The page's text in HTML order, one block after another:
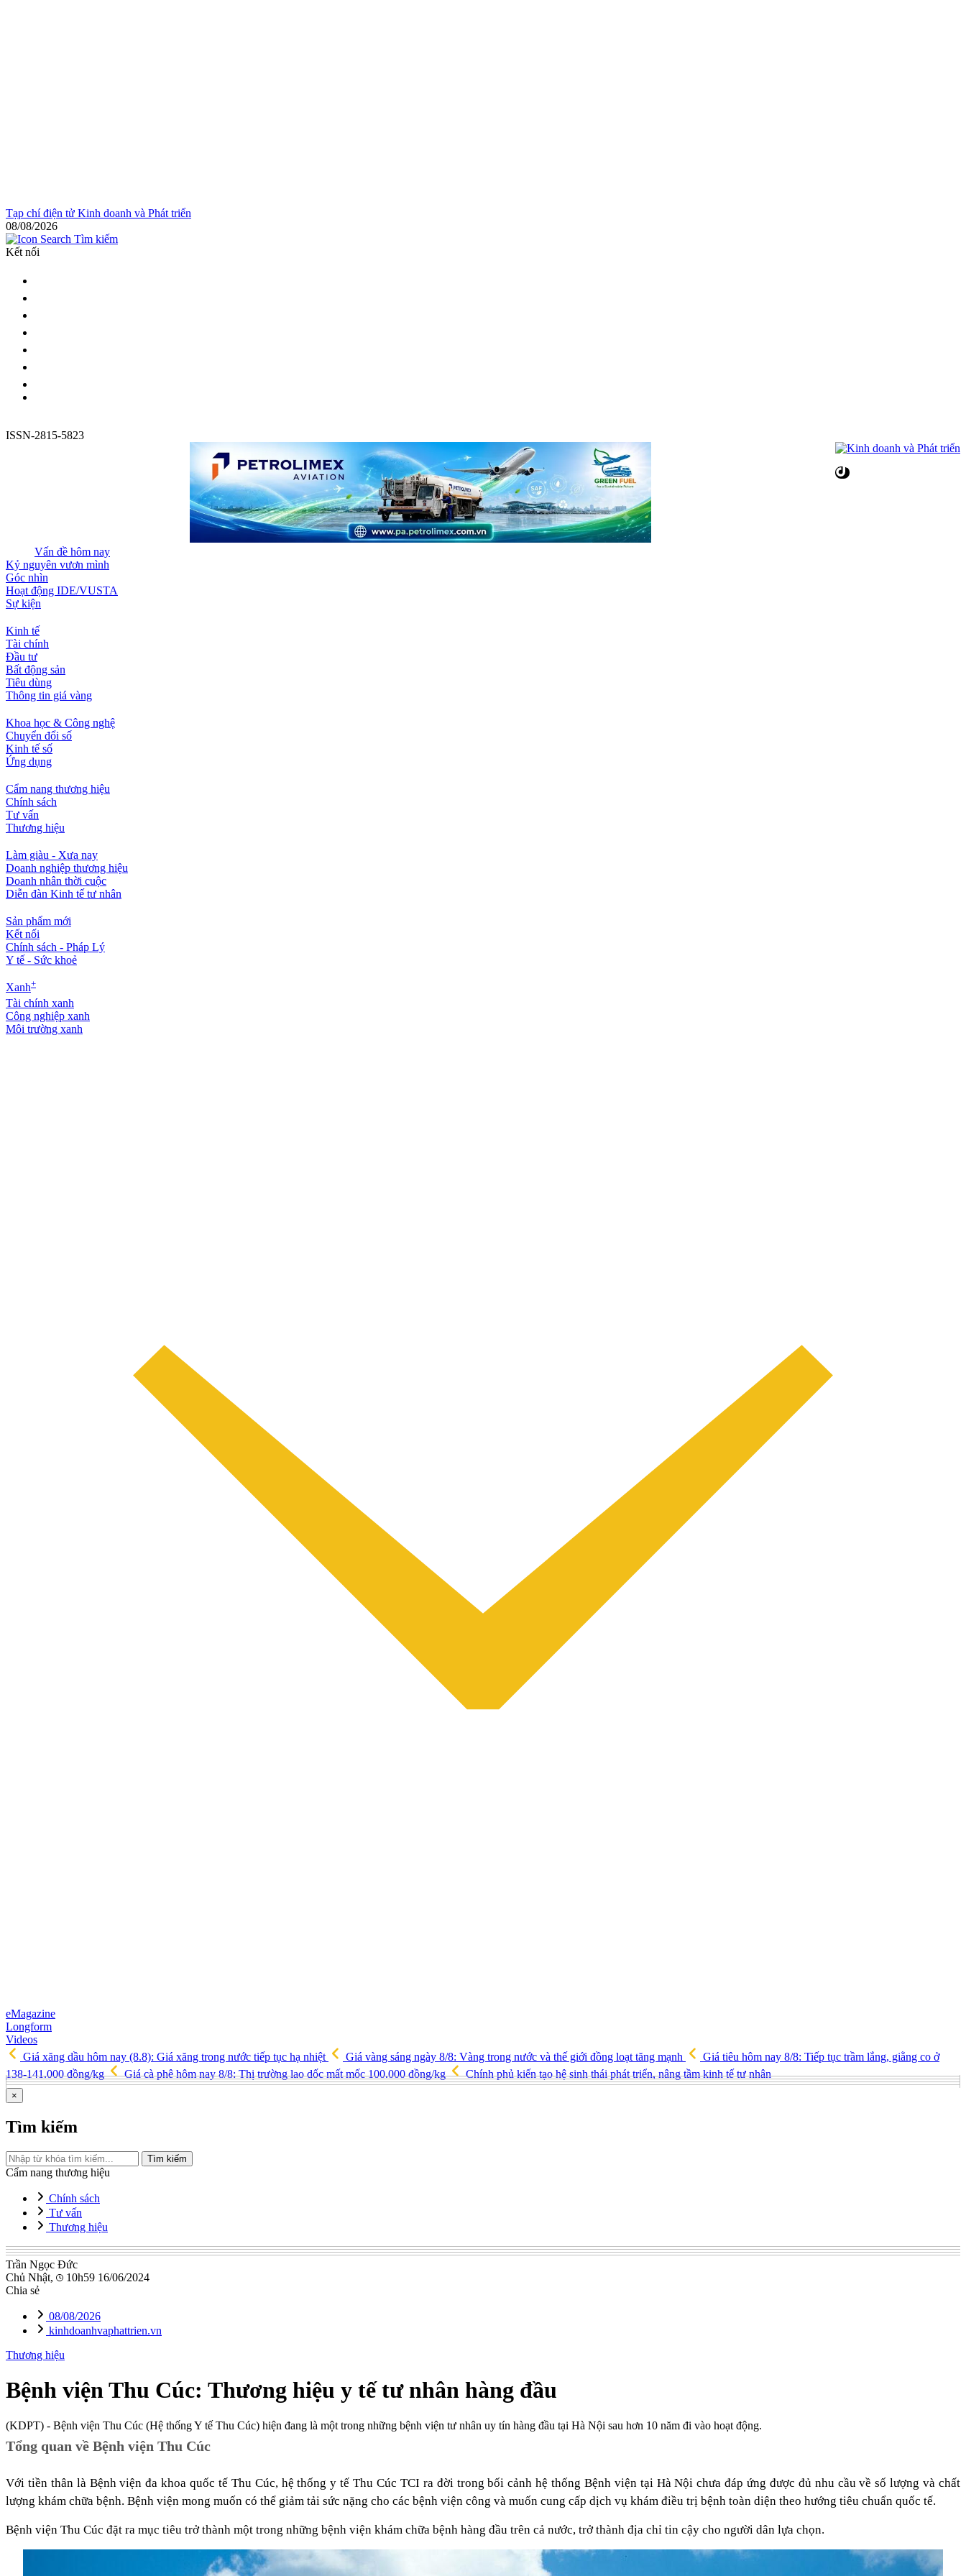
Tạp chí điện tử Kinh doanh và Phát triển
08/08/2026
Tìm kiếm
Kết nối
ISSN-2815-5823
Vấn đề hôm nay
Kỷ nguyên vươn mình
Góc nhìn
Hoạt động IDE/VUSTA
Sự kiện
Kinh tế
Tài chính
Đầu tư
Bất động sản
Tiêu dùng
Thông tin giá vàng
Khoa học & Công nghệ
Chuyển đổi số
Kinh tế số
Ứng dụng
Cẩm nang thương hiệu
Chính sách
Tư vấn
Thương hiệu
Làm giàu - Xưa nay
Doanh nghiệp thương hiệu
Doanh nhân thời cuộc
Diễn đàn Kinh tế tư nhân
Sản phẩm mới
Kết nối
Chính sách - Pháp Lý
Y tế - Sức khoẻ
Xanh+
Tài chính xanh
Công nghiệp xanh
Môi trường xanh
eMagazine
Longform
Videos
Giá xăng dầu hôm nay (8.8): Giá xăng trong nước tiếp tục hạ nhiệt
Giá vàng sáng ngày 8/8: Vàng trong nước và thế giới đồng loạt tăng mạnh
Giá tiêu hôm nay 8/8: Tiếp tục trầm lắng, giằng co ở
138-141.000 đồng/kg
Giá cà phê hôm nay 8/8: Thị trường lao dốc mất mốc 100.000 đồng/kg Chính phủ kiến tạo hệ sinh thái phát triển, nâng tầm kinh tế tư nhân
×
Tìm kiếm
Tìm kiếm
Cẩm nang thương hiệu
Chính sách
Tư vấn
Thương hiệu
Trần Ngọc Đức
Chủ Nhật,
10h59 16/06/2024
Chia sẻ
08/08/2026
kinhdoanhvaphattrien.vn
Thương hiệu
Bệnh viện Thu Cúc: Thương hiệu y tế tư nhân hàng đầu
(KDPT) - Bệnh viện Thu Cúc (Hệ thống Y tế Thu Cúc) hiện đang là một trong những bệnh viện tư nhân uy tín hàng đầu tại Hà Nội sau hơn 10 năm đi vào hoạt động.
Tổng quan về Bệnh viện Thu Cúc
Với tiền thân là Bệnh viện đa khoa quốc tế Thu Cúc, hệ thống y tế Thu Cúc TCI ra đời trong bối cảnh hệ thống Bệnh viện tại Hà Nội chưa đáp ứng được đủ nhu cầu về số lượng và chất
lượng khám chữa bệnh. Bệnh viện mong muốn có thể giảm tải sức nặng cho các bệnh viện công và muốn cung cấp dịch vụ khám điều trị bệnh toàn diện theo hướng tiêu chuẩn quốc tế.
Bệnh viện Thu Cúc đặt ra mục tiêu trở thành một trong những bệnh viện khám chữa bệnh hàng đầu trên cả nước, trở thành địa chỉ tin cậy cho người dân lựa chọn.